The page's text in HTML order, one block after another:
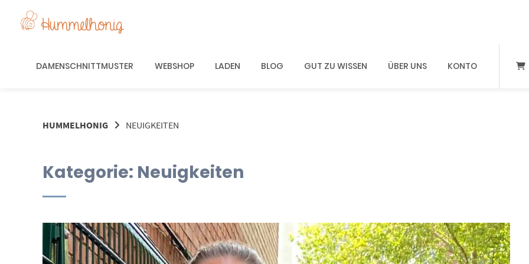
DAMENSCHNITTMUSTER WEBSHOP LADEN BLOG GUT ZU WISSEN ÜBER UNS KONTO
HUMMELHONIG NEUIGKEITEN
Kategorie: Neuigkeiten